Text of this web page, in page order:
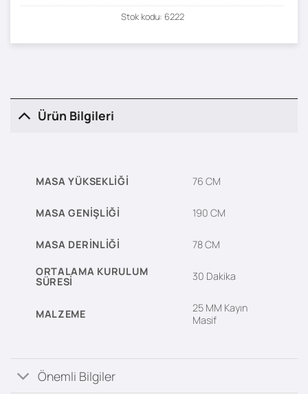
Stok kodu: 6222
Ürün Bilgileri
MASA YÜKSEKLIĞI 76 CM
MASA GENIŞLIĞI 190 CM
MASA DERINLIĞI 78 CM
ORTALAMA KURULUM
SÜRESI 30 Dakika
MALZEME
25 MM Kayın
Masif
Önemli Bilgiler